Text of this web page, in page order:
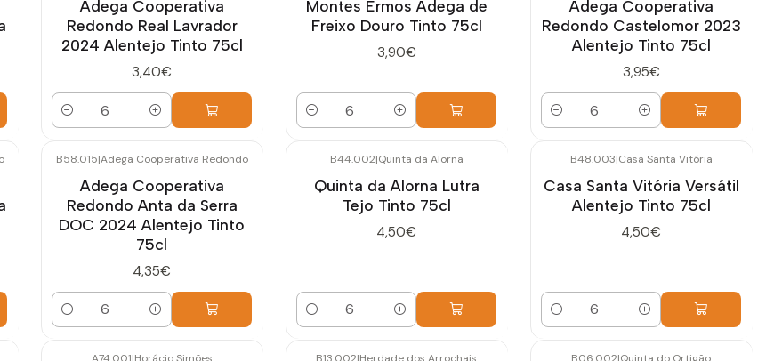
Adega Cooperativa
Redondo Real Lavrador
2024 Alentejo Tinto 75cl
3,40€
Quantidade
Montes Ermos Adega de
Freixo Douro Tinto 75cl
3,90€
Quantidade
Adega Cooperativa
Redondo Castelomor 2023
Alentejo Tinto 75cl
3,95€
Quantidade
B58.015|Adega Cooperativa Redondo
Adega Cooperativa
Redondo Anta da Serra
DOC 2024 Alentejo Tinto
75cl
4,35€
Quantidade
B44.002|Quinta da Alorna
Quinta da Alorna Lutra
Tejo Tinto 75cl
4,50€
Quantidade
B48.003|Casa Santa Vitória
Casa Santa Vitória Versátil
Alentejo Tinto 75cl
4,50€
Quantidade
A74.001|Horácio Simões B13.002|Herdade dos Arrochais B06.002|Quinta do Ortigão